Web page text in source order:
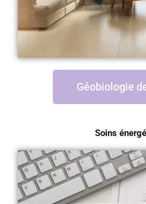
Géobiologie
Soins